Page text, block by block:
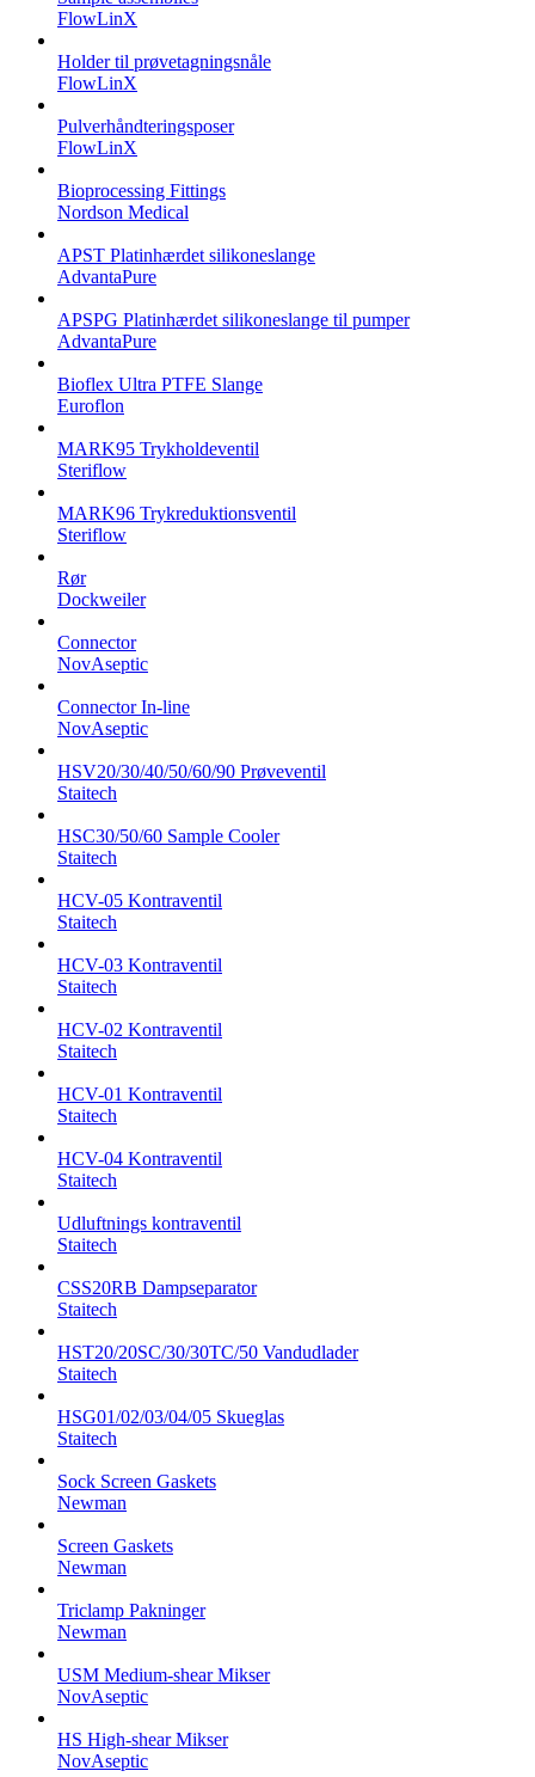
FlowLinX
Holder til prøvetagningsnåle
FlowLinX
Pulverhåndteringsposer
FlowLinX
Bioprocessing Fittings
Nordson Medical
APST Platinhærdet silikoneslange
AdvantaPure
APSPG Platinhærdet silikoneslange til pumper
AdvantaPure
Bioflex Ultra PTFE Slange
Euroflon
MARK95 Trykholdeventil
Steriflow
MARK96 Trykreduktionsventil
Steriflow
Rør
Dockweiler
Connector
NovAseptic
Connector In-line
NovAseptic
HSV20/30/40/50/60/90 Prøveventil
Staitech
HSC30/50/60 Sample Cooler
Staitech
HCV-05 Kontraventil
Staitech
HCV-03 Kontraventil
Staitech
HCV-02 Kontraventil
Staitech
HCV-01 Kontraventil
Staitech
HCV-04 Kontraventil
Staitech
Udluftnings kontraventil
Staitech
CSS20RB Dampseparator
Staitech
HST20/20SC/30/30TC/50 Vandudlader
Staitech
HSG01/02/03/04/05 Skueglas
Staitech
Sock Screen Gaskets
Newman
Screen Gaskets
Newman
Triclamp Pakninger
Newman
USM Medium-shear Mikser
NovAseptic
HS High-shear Mikser
NovAseptic